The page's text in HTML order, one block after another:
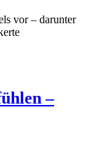
vor – darunter
–